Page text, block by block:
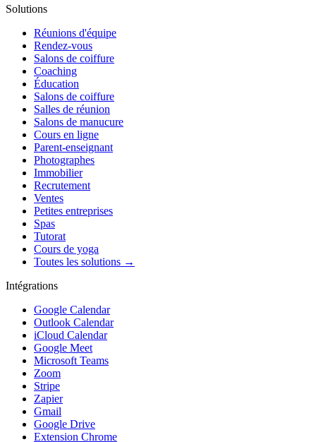
Solutions
Réunions d'équipe
Rendez-vous
Salons de coiffure
Coaching
Éducation
Salons de coiffure
Salles de réunion
Salons de manucure
Cours en ligne
Parent-enseignant
Photographes
Immobilier
Recrutement
Ventes
Petites entreprises
Spas
Tutorat
Cours de yoga
Toutes les solutions →
Intégrations
Google Calendar
Outlook Calendar
iCloud Calendar
Google Meet
Microsoft Teams
Zoom
Stripe
Zapier
Gmail
Google Drive
Extension Chrome